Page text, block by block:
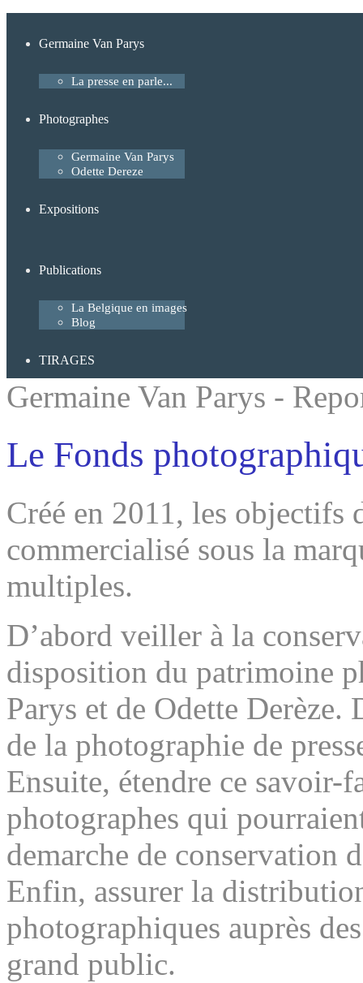
Germaine Van Parys
La presse en parle...
Photographes
Germaine Van Parys
Odette Dereze
Expositions
Publications
La Belgique en images
Blog
TIRAGES
Germaine Van Parys -
Le Fonds
Créé en 2011, les objectifs
commercialisé sous la
multiples.
D’abord veiller à la
disposition du patrimoine
Parys et de Odette
de la photographie de
Ensuite, étendre ce savoir-
photographes qui
demarche de conservation
Enfin, assurer la
photographiques auprès
grand public.